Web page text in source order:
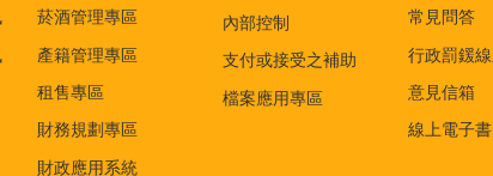
菸酒管理專區
產籍管理專區
租售專區
財務規劃專區
財政應用系統
內部控制
支付或接受之補助
檔案應用專區
常見問答
行政罰鍰
意見信箱
線上電子書